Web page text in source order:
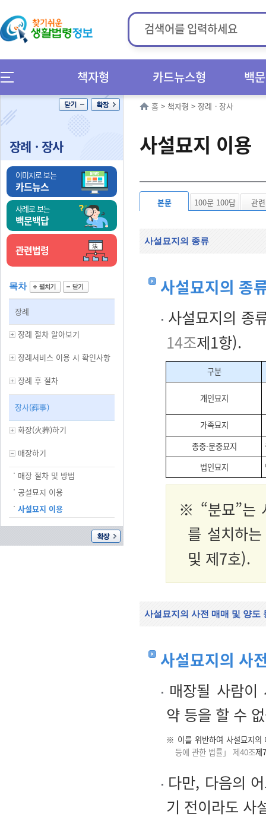
책자형 카드뉴스형 백
장례ㆍ장사
이미지로 보는
카드뉴스
사례로 보는
백문백답
관련법령
목차
장례
장례 절차 알아보기
장례서비스 이용 시 확인사항
장례 후 절차
장사(葬事)
화장(火葬)하기
매장하기
매장 절차 및 방법
공설묘지 이용
사설묘지 이용
홈 > 책자형 > 장례ㆍ장사
사설묘지 이용
본문 100문 100답 관
사설묘지의 종류
사설묘지의 종
사설묘지의 종
14조제1항).
구분
개인묘지
가족묘지
종중·문중묘지
법인묘지
※ “분묘”는
를 설치하
및 제7호).
사설묘지의 사전 매매 및 양도
사설묘지의 사
매장될 사람이
약 등을 할 수
※ 이를 위반하여 사설묘지의
등에 관한 법률」 제40조제
다만, 다음의
기 전이라도 사